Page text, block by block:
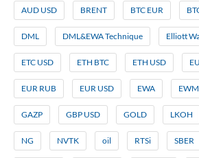
AUD USD BRENT BTC EUR
DML DML&EWA Technique Elliott
ETC USD ETH BTC ETH USD
EUR RUB EUR USD EWA EWM
GAZP GBP USD GOLD LKOH
NG NVTK oil RTSi SBER